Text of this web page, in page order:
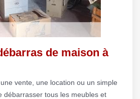
de maison à
vente, une location ou un simple
débarrasser tous les meubles et